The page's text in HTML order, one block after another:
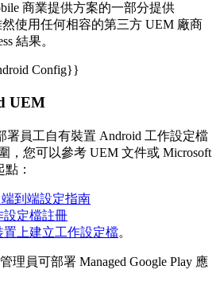
商業提供方案的一部分提供
然使用任何相容的第三方 UEM 廠商
結果。
Config}}
UEM
署員工自有裝置 Android 工作設定檔
，您可以參考 UEM 文件或 Microsoft
：
端到端設定指南
設定檔註冊
置上建立工作設定檔。
理員可部署 Managed Google Play 應